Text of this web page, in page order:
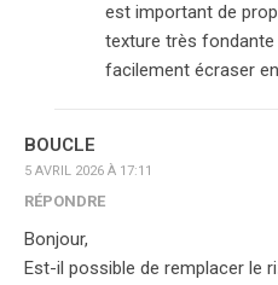
est important de
texture très
facilement écraser
BOUCLE
5 AVRIL 2026 À 17:11
RÉPONDRE
Bonjour,
Est-il possible de remplacer le